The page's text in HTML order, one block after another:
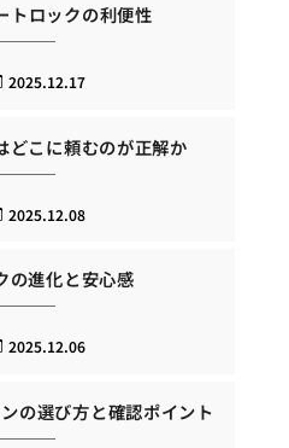
トロックの利便性
2025.12.17
どこに頼むのが正解か
2025.12.08
の進化と安心感
2025.12.06
の選び方と確認ポイント